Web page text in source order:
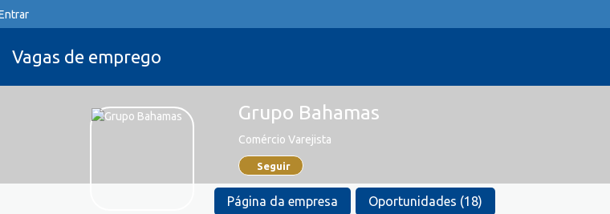
Vagas de emprego
Grupo Bahamas
Comércio Varejista
Seguir
Página da empresa Oportunidades (18)